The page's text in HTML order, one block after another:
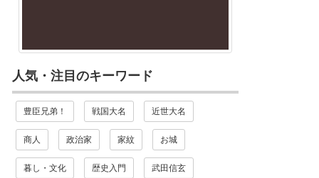
人気・注目のキーワード
豊臣兄弟！ 戦国大名 近世大名
商人 政治家 家紋 お城
暮し・文化 歴史入門 武田信玄